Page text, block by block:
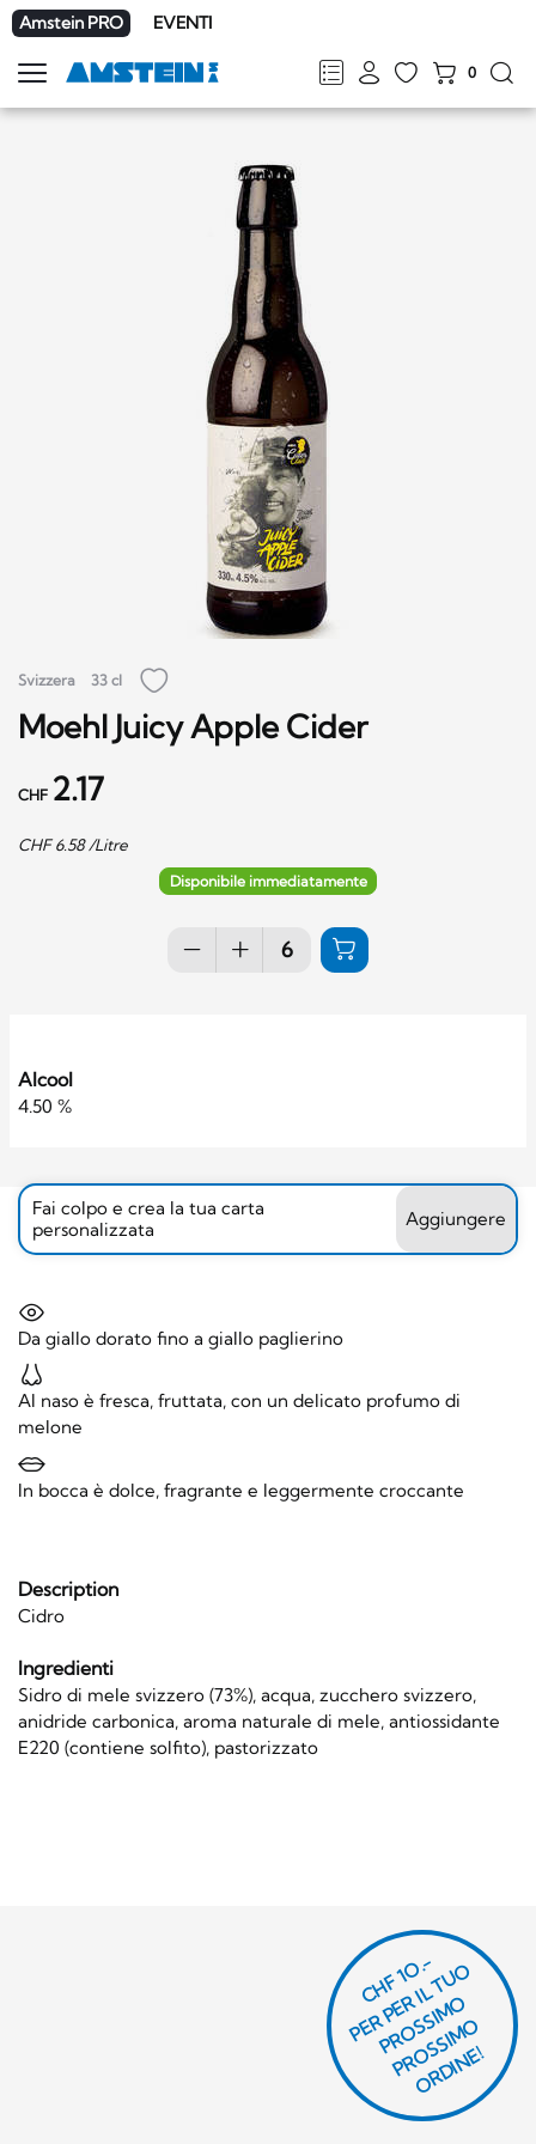
Amstein PRO EVENTI
FRDEENIT
0
Mostra
la
Svizzera 33 cl
Moehl Juicy Apple Cider
CHF 2.17
CHF6.58/Litre
Disponibile immediatamente
Alcool
4.50 %
Fai colpo e crea la tua carta
personalizzata
Aggiungere
Da giallo dorato fino a giallo paglierino
Al naso è fresca, fruttata, con un delicato profumo di
melone
In bocca è dolce, fragrante e leggermente croccante
Description
Cidro
Ingredienti
Sidro di mele svizzero (73%), acqua, zucchero svizzero,
anidride carbonica, aroma naturale di mele, antiossidante
E220 (contiene solfito), pastorizzato
CHF 1O.-
P
E
R
P
E
R I
L
T
U
O
P
R
O
S
SI
M
O
P
R
O
S
SI
M
O
O
R
DI
N
E!